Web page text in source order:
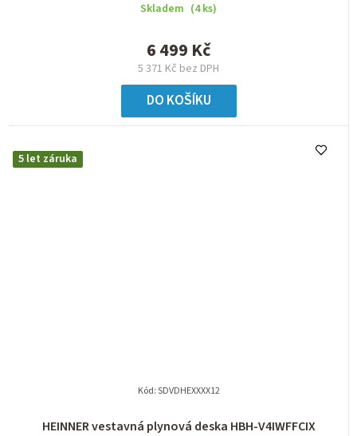
Skladem (4 ks)
5 371 Kč bez DPH
6 499 Kč
DO KOŠÍKU
5 let záruka
HEINNER vestavná plynová deska HBH-V4IWFFCIX
Kód:SDVDHEXXXX12